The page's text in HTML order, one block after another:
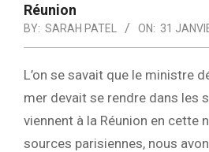
Réunion
BY: SARAH PATEL ON: 31
L’on se savait que le ministre
mer devait se rendre dans les
viennent à la Réunion en cette
sources parisiennes, nous